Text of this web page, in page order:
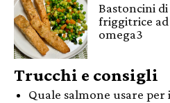
Bastoncini
friggitrice ad
omega3
Trucchi e consigli
Quale salmone usare per